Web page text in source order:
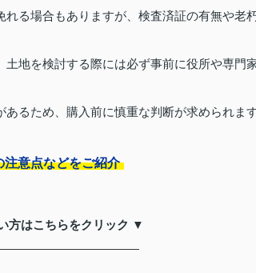
る場合もありますが、検査済証の有無や老
地を検討する際には必ず事前に役所や専門家
るため、購入前に慎重な判断が求められます
注意点などをご紹介
方はこちらをクリック ▼